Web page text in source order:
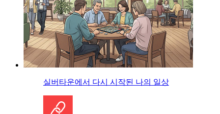
실버타운에서 다시 시작된 나의 일상